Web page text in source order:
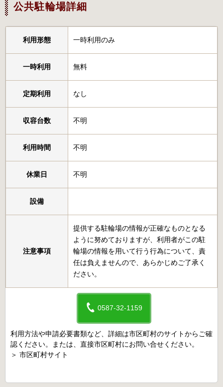
公共駐輪場詳細
利用形態 一時利用のみ
一時利用 無料
定期利用 なし
収容台数 不明
利用時間 不明
休業日 不明
設備
注意事項
提供する駐輪場の情報が正確なものとなる
ように努めておりますが、利用者がこの駐
輪場の情報を用いて行う行為について、責
任は負えませんので、あらかじめご了承く
ださい。
0587-32-1159
利用方法や申請必要書類など、詳細は市区町村のサイトからご確
認ください。または、直接市区町村にお問い合せください。
＞ 市区町村サイト